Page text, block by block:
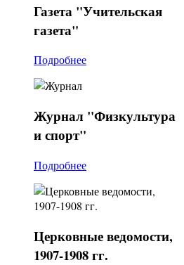
Газета "Учительская
газета"
Подробнее
Журнал "Физкультура
и спорт"
Подробнее
Церковныеведомости,
1907-1908 гг.